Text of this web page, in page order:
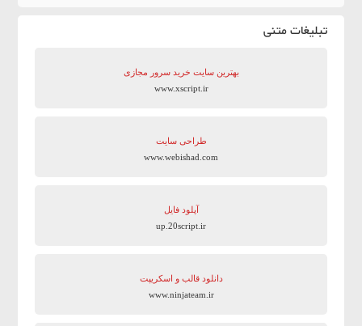
تبلیغات متنی
بهترین سایت‌ خرید سرور مجازی
www.xscript.ir
طراحی سایت
www.webishad.com
آپلود فایل
up.20script.ir
دانلود قالب و اسکریپت
www.ninjateam.ir